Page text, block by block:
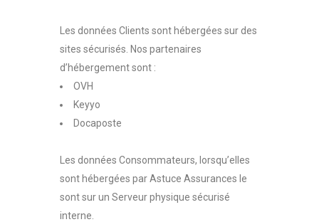
Les données Clients sont hébergées sur des
sites sécurisés. Nos partenaires
d’hébergement sont :
OVH
Keyyo
Docaposte
Les données Consommateurs, lorsqu’elles
sont hébergées par Astuce Assurances le
sont sur un Serveur physique sécurisé
interne.